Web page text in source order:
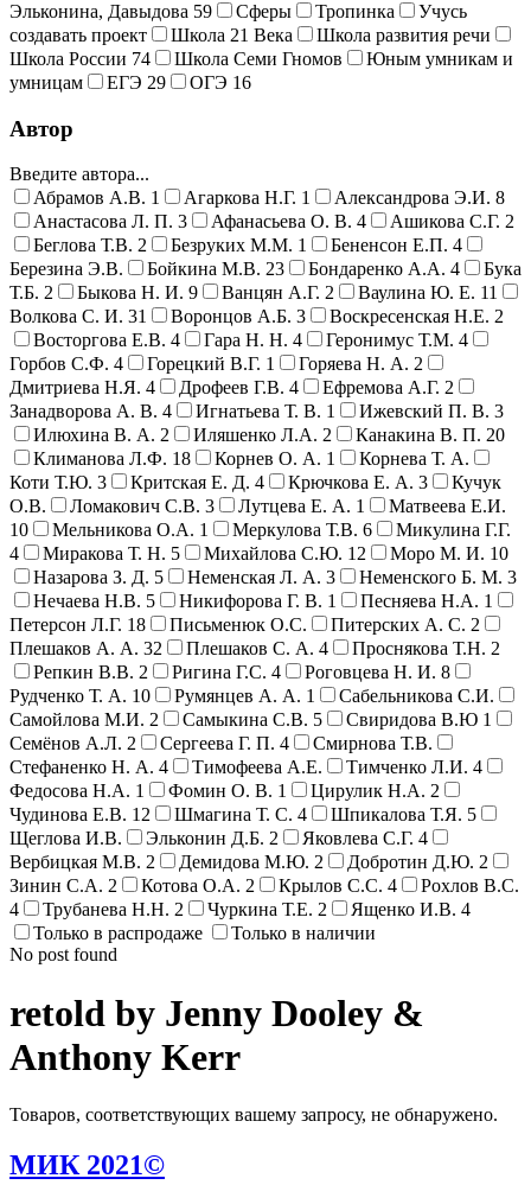
Эльконина, Давыдова 59 Сферы Тропинка
Учусь
создавать проект
Школа 21 Века
Школа развития речи
Школа России 74 Школа Семи Гномов
Юным умникам и
умницам
ЕГЭ 29 ОГЭ 16
Автор
Введите автора...
Абрамов А.В. 1 Агаркова Н.Г. 1 Александрова Э.И. 8
Анастасова Л. П. 3 Афанасьева О. В. 4 Ашикова С.Г. 2
Беглова Т.В. 2 Безруких М.М. 1 Бененсон Е.П. 4
Березина Э.В.
Бойкина М.В. 23 Бондаренко А.А. 4
Бука
Т.Б. 2 Быкова Н. И. 9 Ванцян А.Г. 2 Ваулина Ю. Е. 11
Волкова С. И. 31 Воронцов А.Б. 3 Воскресенская Н.Е. 2
Восторгова Е.В. 4 Гара Н. Н. 4 Геронимус Т.М. 4
Горбов С.Ф. 4 Горецкий В.Г. 1 Горяева Н. А. 2
Дмитриева Н.Я. 4 Дрофеев Г.В. 4 Ефремова А.Г. 2
Занадворова А. В. 4 Игнатьева Т. В. 1 Ижевский П. В. 3
Илюхина В. А. 2 Иляшенко Л.А. 2 Канакина В. П. 20
Климанова Л.Ф. 18 Корнев О. А. 1
Корнева Т. А.
Коти Т.Ю. 3 Критская Е. Д. 4 Крючкова Е. А. 3
Кучук
О.В.
Ломакович С.В. 3 Лутцева Е. А. 1
Матвеева Е.И.
10
Мельникова О.А. 1 Меркулова Т.В. 6
Микулина Г.Г.
4
Миракова Т. Н. 5 Михайлова С.Ю. 12 Моро М. И. 10
Назарова З. Д. 5 Неменская Л. А. 3 Неменского Б. М. 3
Нечаева Н.В. 5 Никифорова Г. В. 1 Песняева Н.А. 1
Петерсон Л.Г. 18 Письменюк О.С. Питерских А. С. 2
Плешаков А. А. 32 Плешаков С. А. 4 Проснякова Т.Н. 2
Репкин В.В. 2 Ригина Г.С. 4 Роговцева Н. И. 8
Рудченко Т. А. 10 Румянцев А. А. 1
Сабельникова С.И.
Самойлова М.И. 2 Самыкина С.В. 5 Свиридова В.Ю 1
Семёнов А.Л. 2 Сергеева Г. П. 4
Смирнова Т.В.
Стефаненко Н. А. 4 Тимофеева А.Е. Тимченко Л.И. 4
Федосова Н.А. 1 Фомин О. В. 1 Цирулик Н.А. 2
Чудинова Е.В. 12 Шмагина Т. С. 4 Шпикалова Т.Я. 5
Щеглова И.В.
Эльконин Д.Б. 2 Яковлева С.Г. 4
Вербицкая М.В. 2 Демидова М.Ю. 2 Добротин Д.Ю. 2
Зинин С.А. 2 Котова О.А. 2 Крылов С.С. 4
Рохлов В.С.
4
Трубанева Н.Н. 2 Чуркина Т.Е. 2 Ященко И.В. 4
Только в распродаже
Только в наличии
No post found
retold by Jenny Dooley &
Anthony Kerr
Товаров, соответствующих вашему запросу, не обнаружено.
МИК 2021©